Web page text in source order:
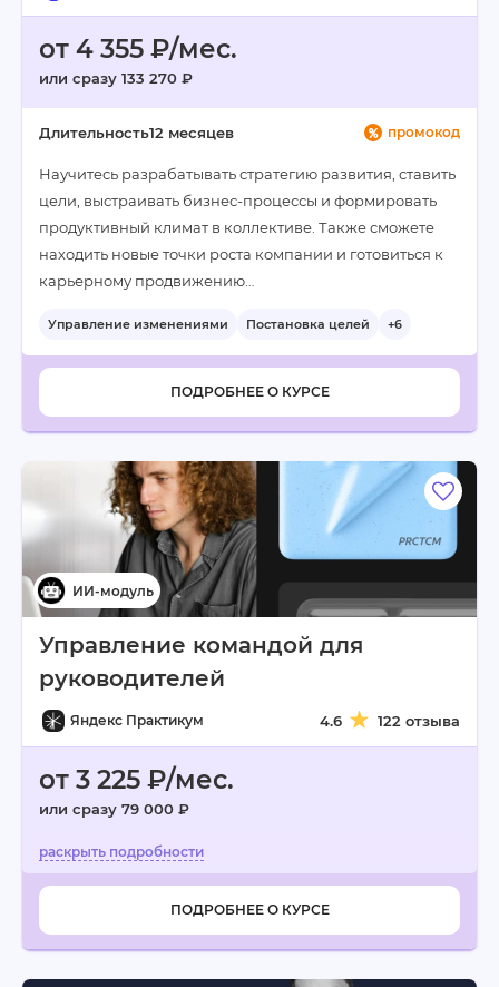
от 4 355 ₽/мес.
или сразу 133 270 ₽
промокод
Длительность12 месяцев
Научитесь разрабатывать стратегию развития, ставить
цели, выстраивать бизнес-процессы и формировать
продуктивный климат в коллективе. Также сможете
находить новые точки роста компании и готовиться к
карьерному продвижению…
Управление изменениями Постановка целей +6
ПОДРОБНЕЕ О КУРСЕ
Управление командой для
руководителей
Яндекс Практикум 4.6 122 отзыва
от 3 225 ₽/мес.
или сразу 79 000 ₽
ПОДРОБНЕЕ О КУРСЕ